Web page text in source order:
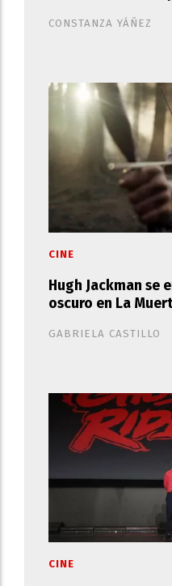
CONSTANZA YÁÑEZ
Hugh Jackman se
oscuro en La
GABRIELA CASTILLO
CINE
CINE